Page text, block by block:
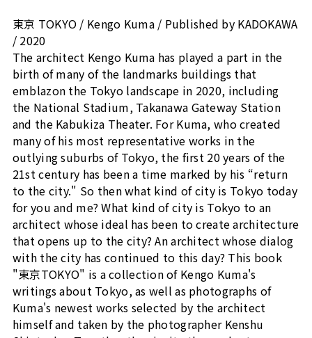
東京 TOKYO / Kengo Kuma / Published by KADOKAWA
/ 2020
The architect Kengo Kuma has played a part in the
birth of many of the landmarks buildings that
emblazon the Tokyo landscape in 2020, including
the National Stadium, Takanawa Gateway Station
and the Kabukiza Theater. For Kuma, who created
many of his most representative works in the
outlying suburbs of Tokyo, the first 20 years of the
21st century has been a time marked by his “return
to the city." So then what kind of city is Tokyo today
for you and me? What kind of city is Tokyo to an
architect whose ideal has been to create architecture
that opens up to the city? An architect whose dialog
with the city has continued to this day? This book
"東京TOKYO" is a collection of Kengo Kuma's
writings about Tokyo, as well as photographs of
Kuma's newest works selected by the architect
himself and taken by the photographer Kenshu